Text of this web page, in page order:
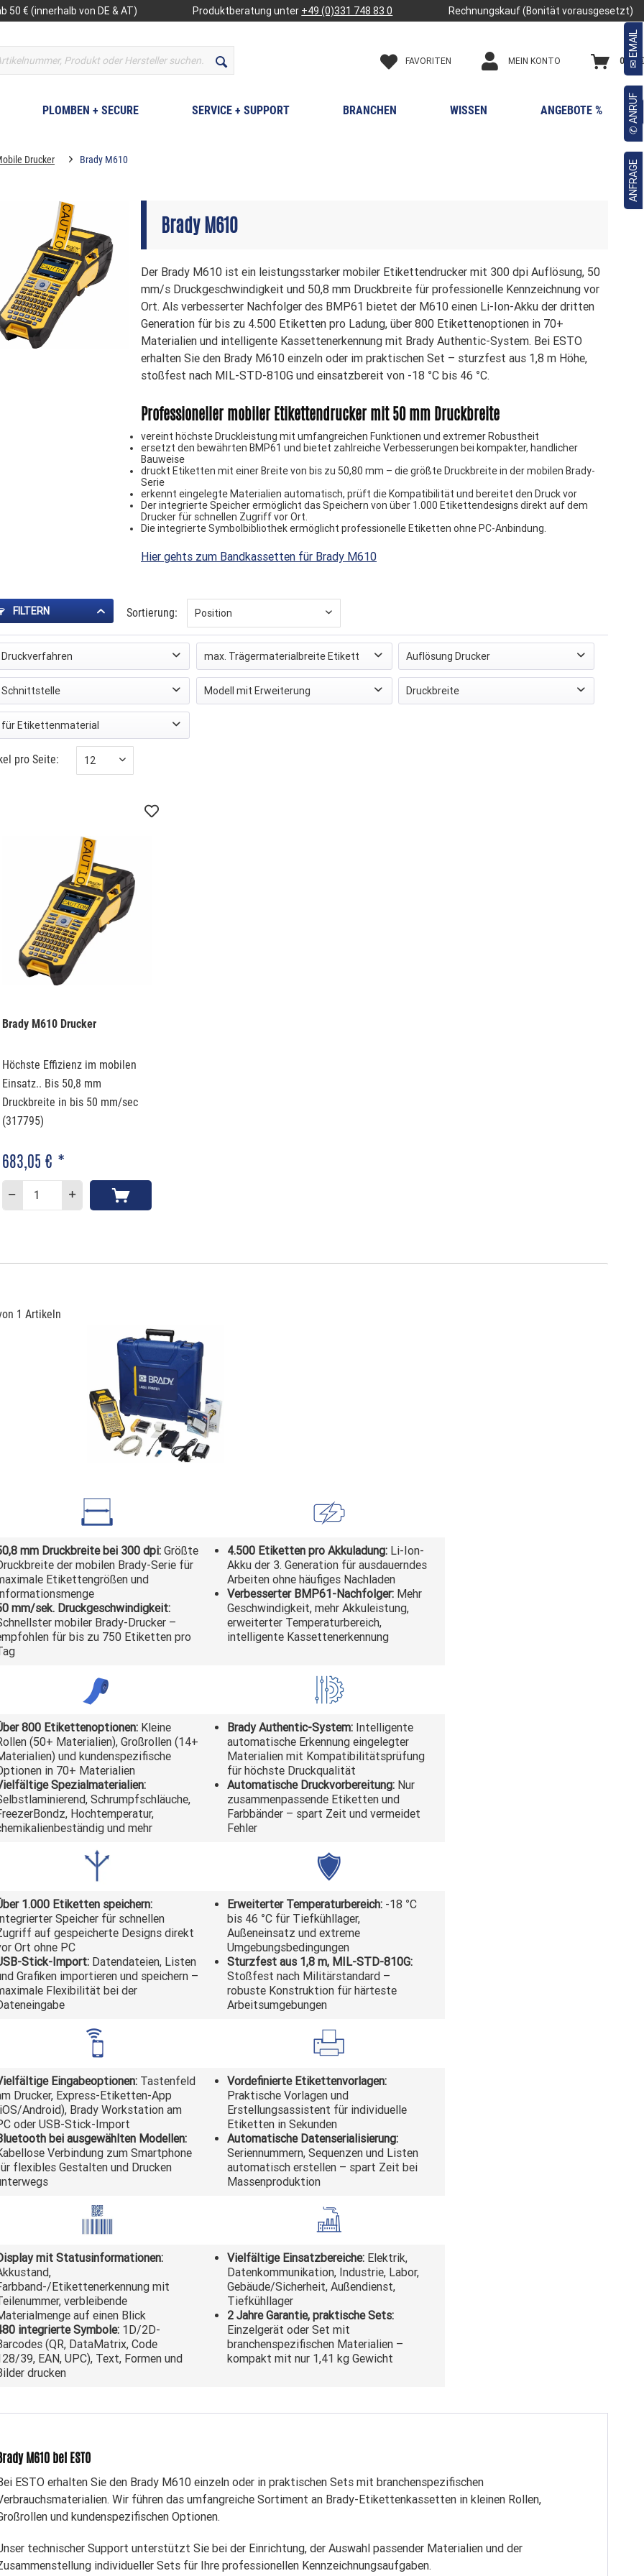
50 € (innerhalb von DE & AT) Produktberatung unter +49 (0)331 748 83 0 Rechnungskauf (Bonität vorausgesetzt)
FAVORITEN MEIN KONTO 0,00 €
PLOMBEN + SECURE SERVICE + SUPPORT BRANCHEN WISSEN ANGEBOTE % 
Drucker Brady M610
Brady M610
Der Brady M610 ist ein leistungsstarker mobiler Etikettendrucker mit 300 dpi Auflösung, 50
mm/s Druckgeschwindigkeit und 50,8 mm Druckbreite für professionelle Kennzeichnung vor
Ort. Als verbesserter Nachfolger des BMP61 bietet der M610 einen Li-Ion-Akku der dritten
Generation für bis zu 4.500 Etiketten pro Ladung, über 800 Etikettenoptionen in 70+
Materialien und intelligente Kassettenerkennung mit Brady Authentic-System. Bei ESTO
erhalten Sie den Brady M610 einzeln oder im praktischen Set – sturzfest aus 1,8 m Höhe,
stoßfest nach MIL-STD-810G und einsatzbereit von -18 °C bis 46 °C.
Professioneller mobiler Etikettendrucker mit 50 mm Druckbreite
vereint höchste Druckleistung mit umfangreichen Funktionen und extremer Robustheit
ersetzt den bewährten BMP61 und bietet zahlreiche Verbesserungen bei kompakter, handlicher
Bauweise
druckt Etiketten mit einer Breite von bis zu 50,80 mm – die größte Druckbreite in der mobilen Brady-
Serie
erkennt eingelegte Materialien automatisch, prüft die Kompatibilität und bereitet den Druck vor
Der integrierte Speicher ermöglicht das Speichern von über 1.000 Etikettendesigns direkt auf dem
Drucker für schnellen Zugriff vor Ort.
Die integrierte Symbolbibliothek ermöglicht professionelle Etiketten ohne PC-Anbindung.
Hier gehts zum Bandkassetten für Brady M610
FILTERN Sortierung:
Druckverfahren
Thermotransfer
max. Trägermaterialbreite Etikett
von51 mmbis51 mm
Auflösung Drucker
300 dpi
Schnittstelle
USB, Bluetooth(1
Modell mit Erweiterung Druckbreite
für Etikettenmaterial
Kunststoff 1)
pro Seite:
Brady M610 Drucker
Höchste Effizienz im mobilen
Einsatz.. Bis 50,8 mm
Druckbreite in bis 50 mm/sec
(317795)
683,05 € *
1 Artikeln
mm Druckbreite bei 300 dpi: Größte
der mobilen Brady-Serie für
Etikettengrößen und
mm/sek. Druckgeschwindigkeit:
mobiler Brady-Drucker –
für bis zu 750 Etiketten pro
4.500 Etiketten pro Akkuladung: Li-Ion-
Akku der 3. Generation für ausdauerndes
Arbeiten ohne häufiges Nachladen
Verbesserter BMP61-Nachfolger: Mehr
Geschwindigkeit, mehr Akkuleistung,
erweiterter Temperaturbereich,
intelligente Kassettenerkennung
800 Etikettenoptionen: Kleine
(50+ Materialien), Großrollen (14+
und kundenspezifische
in 70+ Materialien
Spezialmaterialien:
Schrumpfschläuche,
Hochtemperatur,
und mehr
Brady Authentic-System: Intelligente
automatische Erkennung eingelegter
Materialien mit Kompatibilitätsprüfung
für höchste Druckqualität
Automatische Druckvorbereitung: Nur
zusammenpassende Etiketten und
Farbbänder – spart Zeit und vermeidet
Fehler
1.000 Etiketten speichern:
Speicher für schnellen
auf gespeicherte Designs direkt
Ort ohne PC
Stick-Import: Datendateien, Listen
Grafiken importieren und speichern –
Flexibilität bei der
Erweiterter Temperaturbereich: -18 °C
bis 46 °C für Tiefkühllager,
Außeneinsatz und extreme
Umgebungsbedingungen
Sturzfest aus 1,8 m, MIL-STD-810G:
Stoßfest nach Militärstandard –
robuste Konstruktion für härteste
Arbeitsumgebungen
Eingabeoptionen: Tastenfeld
Drucker, Express-Etiketten-App
Android), Brady Workstation am
oder USB-Stick-Import
bei ausgewählten Modellen:
Verbindung zum Smartphone
flexibles Gestalten und Drucken
Vordefinierte Etikettenvorlagen:
Praktische Vorlagen und
Erstellungsassistent für individuelle
Etiketten in Sekunden
Automatische Datenserialisierung:
Seriennummern, Sequenzen und Listen
automatisch erstellen – spart Zeit bei
Massenproduktion
mit Statusinformationen:
Etikettenerkennung mit
verbleibende
auf einen Blick
integrierte Symbole: 1D/2D-
(QR, DataMatrix, Code
39, EAN, UPC), Text, Formen und
drucken
Vielfältige Einsatzbereiche: Elektrik,
Datenkommunikation, Industrie, Labor,
Gebäude/Sicherheit, Außendienst,
Tiefkühllager
2 Jahre Garantie, praktische Sets:
Einzelgerät oder Set mit
branchenspezifischen Materialien –
kompakt mit nur 1,41 kg Gewicht
M610 bei ESTO
ESTO erhalten Sie den Brady M610 einzeln oder in praktischen Sets mit branchenspezifischen
Wir führen das umfangreiche Sortiment an Brady-Etikettenkassetten in kleinen Rollen,
und kundenspezifischen Optionen.
technischer Support unterstützt Sie bei der Einrichtung, der Auswahl passender Materialien und der
individueller Sets für Ihre professionellen Kennzeichnungsaufgaben.
✉ EMAIL
✆ ANRUF
ANFRAGE